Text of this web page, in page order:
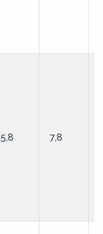
5,8 7,8